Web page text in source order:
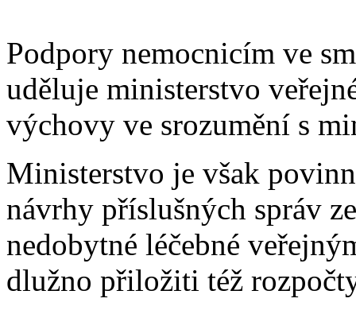
Podpory nemocnicím ve
uděluje ministerstvo
výchovy ve srozumění s
Ministerstvo je však
návrhy příslušných správ
nedobytné léčebné
dlužno přiložiti též